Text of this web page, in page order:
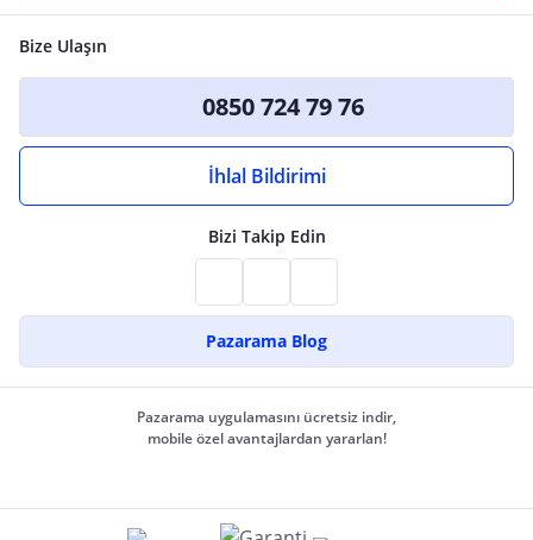
Bize Ulaşın
0850 724 79 76
İhlal Bildirimi
Bizi Takip Edin
Pazarama Blog
Pazarama uygulamasını ücretsiz indir,
mobile özel avantajlardan yararlan!